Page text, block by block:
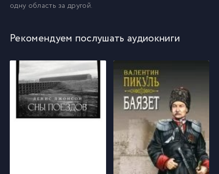
11 011
012
одну область за другой.
Рекомендуем послушать аудиокниги